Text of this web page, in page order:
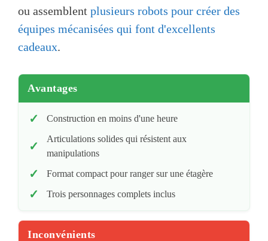
ou assemblent plusieurs robots pour créer des
équipes mécanisées qui font d'excellents
cadeaux.
Avantages
Construction en moins d'une heure
Articulations solides qui résistent aux
manipulations
Format compact pour ranger sur une étagère
Trois personnages complets inclus
Inconvénients